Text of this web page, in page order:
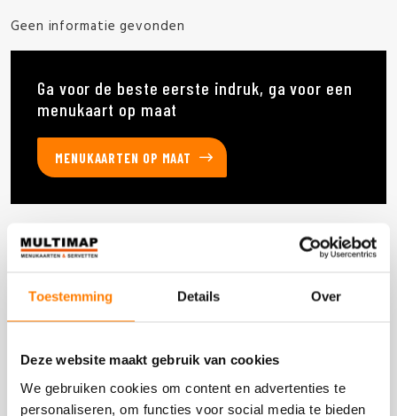
Toestemming Details Over
Deze website maakt gebruik van cookies
We gebruiken cookies om content en advertenties te
personaliseren, om functies voor social media te bieden
Geen informatie gevonden
Ga voor de beste eerste indruk, ga voor een
menukaart op maat
MENUKAARTEN OP MAAT